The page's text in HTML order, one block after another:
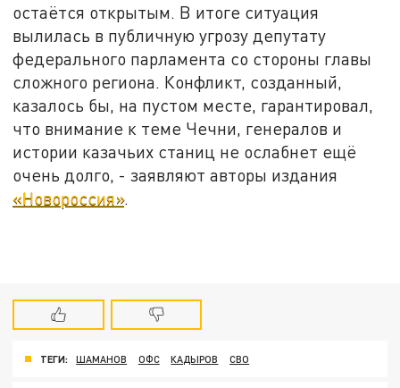
остаётся открытым. В итоге ситуация
вылилась в публичную угрозу депутату
федерального парламента со стороны главы
сложного региона. Конфликт, созданный,
казалось бы, на пустом месте, гарантировал,
что внимание к теме Чечни, генералов и
истории казачьих станиц не ослабнет ещё
очень долго, - заявляют авторы издания
«Новороссия».
ТЕГИ: ШАМАНОВ ОФС КАДЫРОВ СВО